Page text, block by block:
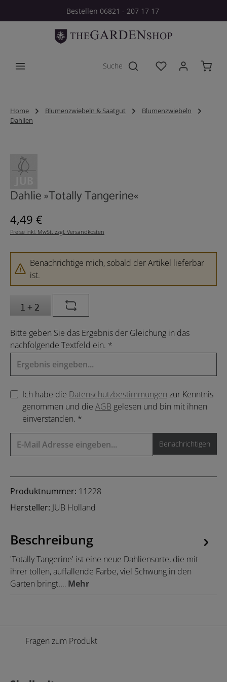
Zum Hauptinhalt springenBestellen 06821 - 207 17 17
Du hast 0
Home Blumenzwiebeln & Saatgut
Blumenzwiebeln
Dahlien
Dahlie »Totally Tangerine«
Regulärer Preis:
4,49 €
Preise inkl. MwSt. zzgl. Versandkosten
Benachrichtige mich, sobald der Artikel lieferbar
ist.
Bitte geben Sie das Ergebnis der Gleichung in das
nachfolgende Textfeld ein. *
Ich habe die Datenschutzbestimmungen zur Kenntnis
genommen und die AGB gelesen und bin mit ihnen
einverstanden. *
Benachrichtigen
Produktnummer: 11228
Hersteller: JUB Holland
Beschreibung
'Totally Tangerine' ist eine neue Dahliensorte, die mit
ihrer tollen, auffallende Farbe, viel Schwung in den
Garten bringt.… Mehr
Fragen zum Produkt